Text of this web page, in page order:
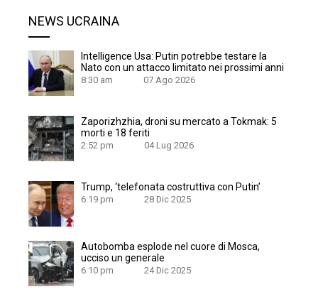
NEWS UCRAINA
Intelligence Usa: Putin potrebbe testare la
Nato con un attacco limitato nei prossimi anni
8:30 am 07 Ago 2026
Zaporizhzhia, droni su mercato a Tokmak: 5
morti e 18 feriti
2:52 pm 04 Lug 2026
Trump, ‘telefonata costruttiva con Putin’
6:19 pm 28 Dic 2025
Autobomba esplode nel cuore di Mosca,
ucciso un generale
6:10 pm 24 Dic 2025